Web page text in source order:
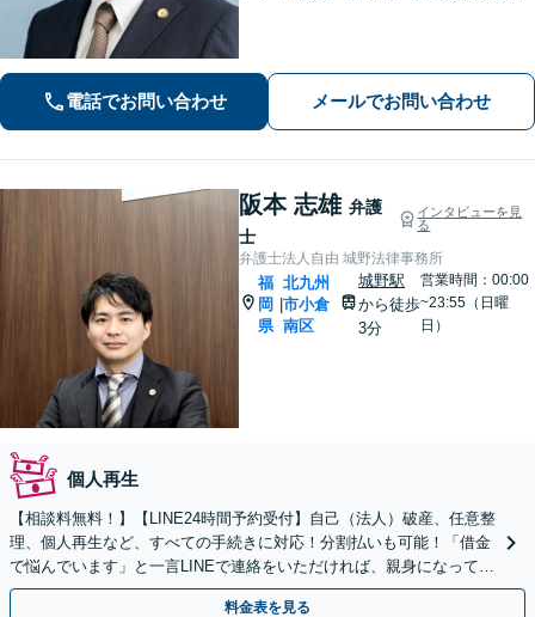
電話でお問い合わせ メールでお問い合わせ
阪本 志雄 弁護
士
インタビューを見
る
弁護士法人自由 城野法律事務所
福
岡
県
北九州
市小倉
南区
城野駅
から徒歩
3分
営業時間：00:00
~23:55（日曜
日）
個人再生
【相談料無料！】【LINE24時間予約受付】自己（法人）破産、任意整
理、個人再生など、すべての手続きに対応！分割払いも可能！「借金
で悩んでいます」と一言LINEで連絡をいただければ、親身になって対
応します。すぐにご相談ください。
料金表を見る